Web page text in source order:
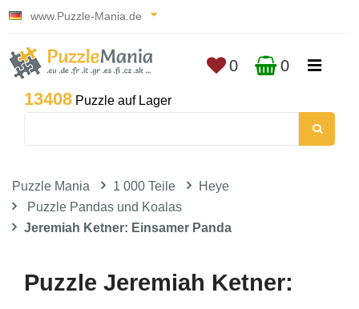
www.Puzzle-Mania.de
13408 Puzzle auf Lager
0 0
Puzzle Mania 1 000 Teile
Heye
Puzzle Pandas und Koalas
Jeremiah Ketner: Einsamer Panda
Puzzle Jeremiah Ketner: